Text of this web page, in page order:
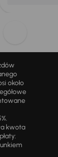
około
kwota